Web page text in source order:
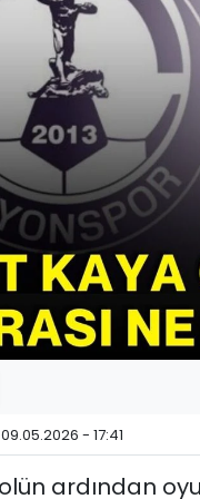
09.05.2026 - 17:41
ardından